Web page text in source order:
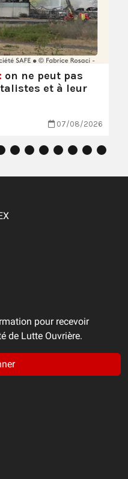
on ne peut pas
et à leur
07/08/2026
pour recevoir
de Lutte Ouvrière.